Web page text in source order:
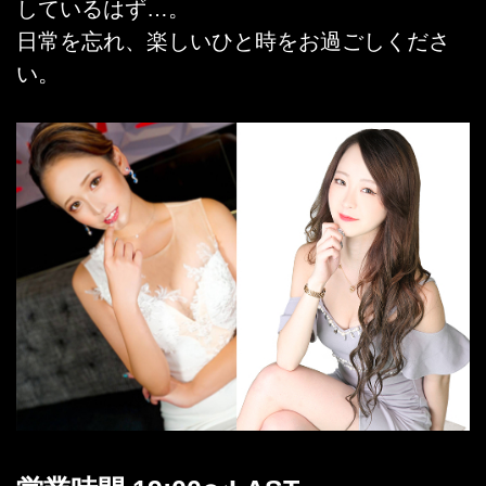
しているはず…。
日常を忘れ、楽しいひと時をお過ごしくださ
い。